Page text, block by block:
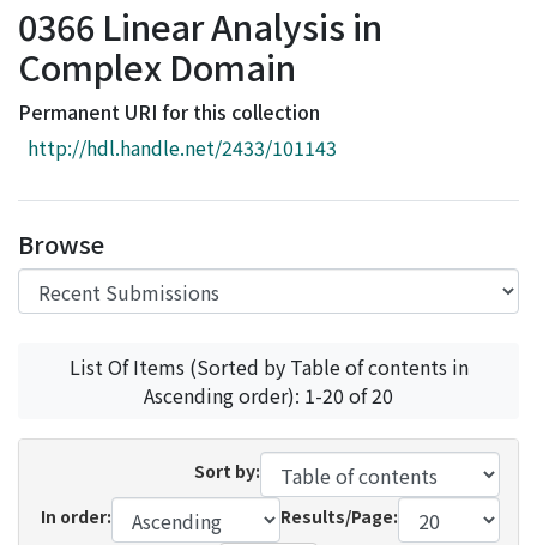
Browse
Download Ranking
Access Statistics
0366 Linear Analysis in
Complex Domain
Permanent URI for this collection
http://hdl.handle.net/2433/101143
Browse
List Of Items (Sorted by Table of contents in
Ascending order): 1-20 of 20
Sort by:
In order:
Results/Page: